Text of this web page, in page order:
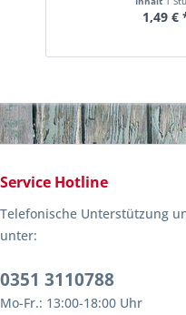
1,49 €
Service Hotline
Telefonische Unterstützung
unter:
0351 3110788
Mo-Fr.: 13:00-18:00 Uhr